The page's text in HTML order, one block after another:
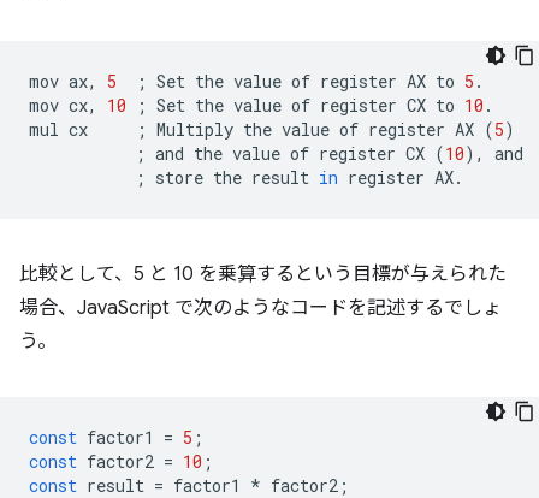
mov ax, 5 ; Set the value of register AX to 5 .
mov cx, 10 ; Set the value of register CX to 10 .
mul cx ; Multiply the value of register AX (5)
; and the value of register CX (10) ,
;
store the result in register
比較として、5 と 10 を乗算するという目標が与えられた
場合、JavaScript で次のようなコードを記述するでしょ
う。
const factor1 = 5 ;
const factor2 = 10 ;
const result = factor1 * factor2 ;